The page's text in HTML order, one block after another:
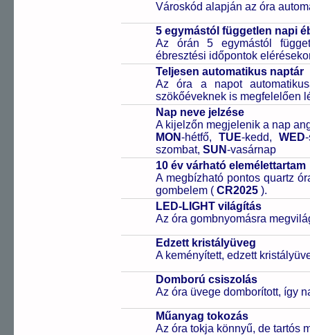
Városkód alapján az óra
5 egymástól független napi
Az órán 5 egymástól
ébresztési időpontok
Teljesen automatikus naptár
Az óra a napot
szökőéveknek is megfelelően
Nap neve jelzése
A kijelzőn megjelenik a nap
MON-hétfő, TUE-kedd, WED
szombat, SUN-vasárnap
10 év várható elemélettartam
A megbízható pontos quartz
gombelem ( CR2025 ).
LED-LIGHT világítás
Az óra gombnyomásra
Edzett kristályüveg
A keményített, edzett
Domború csiszolás
Az óra üvege domborított, így
Műanyag tokozás
Az óra tokja könnyű, de tartós